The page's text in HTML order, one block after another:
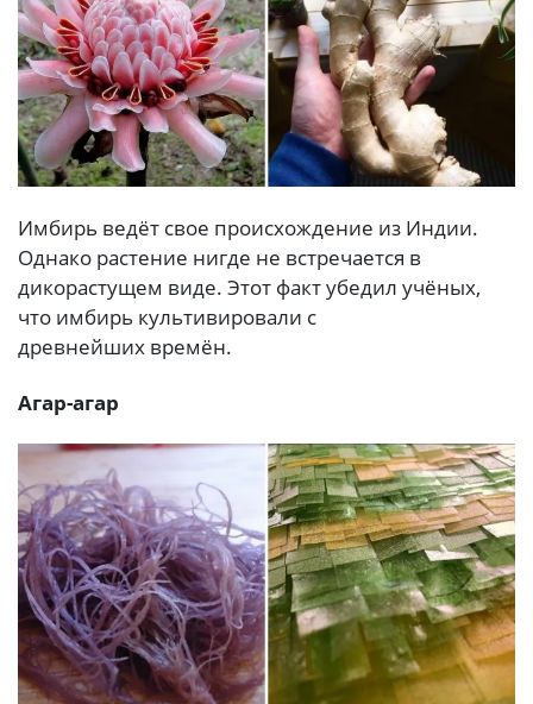
Имбирь ведёт свое происхождение из Индии.
Однако растение нигде не встречается в
дикорастущем виде. Этот факт убедил учёных,
что имбирь культивировали с
древнейших времён.
Агар-агар